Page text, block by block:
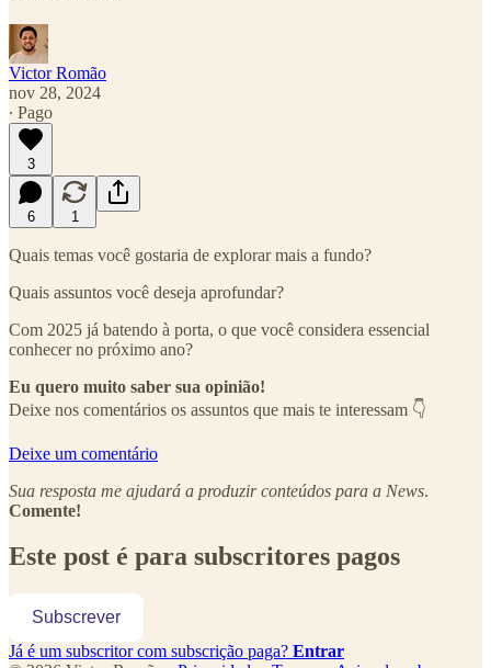
Victor Romão
nov 28, 2024
∙ Pago
3
6 1
Quais temas você gostaria de explorar mais a fundo?
Quais assuntos você deseja aprofundar?
Com 2025 já batendo à porta, o que você considera essencial
conhecer no próximo ano?
Eu quero muito saber sua opinião!
Deixe nos comentários os assuntos que mais te interessam 👇
Deixe um comentário
Sua resposta me ajudará a produzir conteúdos para a News.
Comente!
Este post é para subscritores pagos
Subscrever
Já é um subscritor com subscrição paga? Entrar